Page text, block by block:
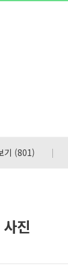
기 (801)
진